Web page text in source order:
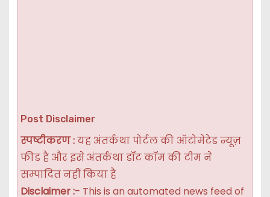
Post Disclaimer
स्पष्टीकरण :यह अंतर्कथा पोर्टल की ऑटोमेटेड न्यूज़
फीड है और इसे अंतर्कथा डॉट कॉम की टीम ने
सम्पादित नहीं किया है
Disclaimer :- This is an automated news feed of